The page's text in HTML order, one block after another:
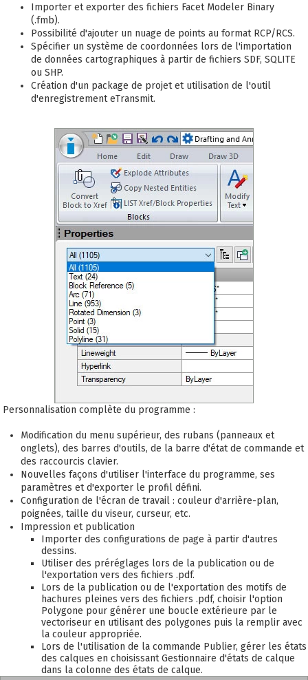
Importer et exporter des fichiers Facet Modeler Binary
(.fmb).
Possibilité d'ajouter un nuage de points au format RCP/RCS.
Spécifier un système de coordonnées lors de l'importation
de données cartographiques à partir de fichiers SDF, SQLITE
ou SHP.
Création d'un package de projet et utilisation de l'outil
d'enregistrement eTransmit.
Personnalisation complète du programme :
Modification du menu supérieur, des rubans (panneaux et
onglets), des barres d'outils, de la barre d'état de commande et
des raccourcis clavier.
Nouvelles façons d'utiliser l'interface du programme, ses
paramètres et d'exporter le profil défini.
Configuration de l'écran de travail : couleur d'arrière-plan,
poignées, taille du viseur, curseur, etc.
Impression et publication
Importer des configurations de page à partir d'autres
dessins.
Utiliser des préréglages lors de la publication ou de
l'exportation vers des fichiers .pdf.
Lors de la publication ou de l'exportation des motifs de
hachures pleines vers des fichiers .pdf, choisir l'option
Polygone pour générer une boucle extérieure par le
vectoriseur en utilisant des polygones puis la remplir avec
la couleur appropriée.
Lors de l'utilisation de la commande Publier, gérer les états
des calques en choisissant Gestionnaire d'états de calque
dans la colonne des états de calque.